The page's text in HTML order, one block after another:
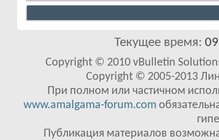
Текущее время:
Copyright © 2010 vBulletin
Copyright © 2005-2013
При полном или частичном
www.amalgama-forum.com
Публикация материалов